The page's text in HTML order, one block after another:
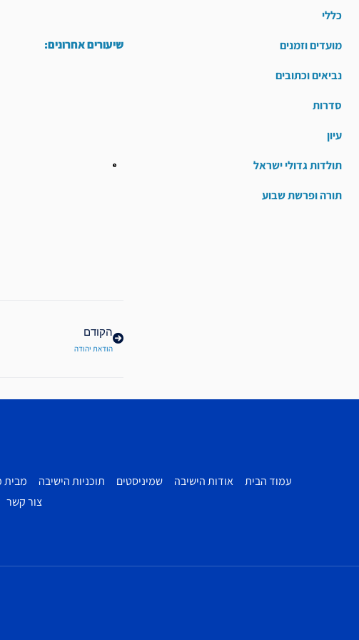
כללי
מועדים וזמנים
נביאים וכתובים
סדרות
עיון
תולדות גדולי ישראל
תורה ופרשת שבוע
שיעורים אחרונים:
הקודם
הודאת יהודה
עמוד הבית אודות הישיבה שמיניסטים תוכניות הישיבה מבית
צור קשר